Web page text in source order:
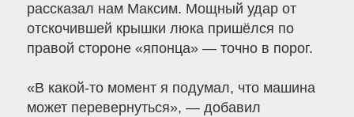
рассказал нам Максим. Мощный удар от
отскочившей крышки люка пришёлся по
правой стороне «японца» — точно в порог.
«В какой-то момент я подумал, что машина
может перевернуться», — добавил